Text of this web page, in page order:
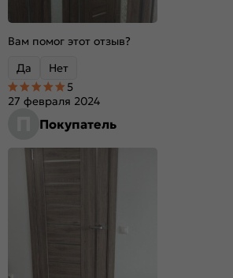
Вам помог этот отзыв?
Да
Нет
Покупатель
27 февраля 2024
5